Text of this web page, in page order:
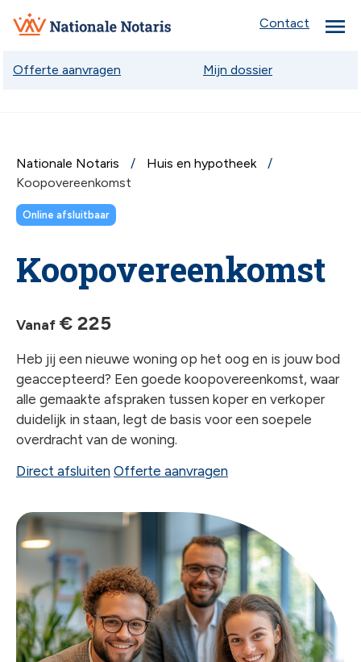
Nationale
Contact menu
Offerte aanvragen Mijn dossier
Nationale Notaris
Huis en hypotheek
Koopovereenkomst
Online afsluitbaar
Koopovereenkomst
Vanaf € 225
Heb jij een nieuwe woning op het oog en is jouw bod
geaccepteerd? Een goede koopovereenkomst, waar
alle gemaakte afspraken tussen koper en verkoper
duidelijk in staan, legt de basis voor een soepele
overdracht van de woning.
Direct afsluiten Offerte aanvragen